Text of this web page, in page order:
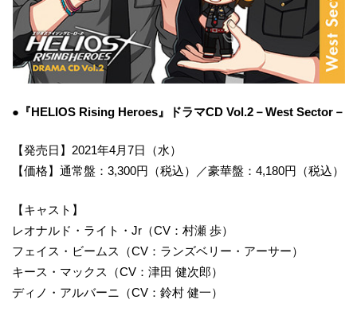
●『HELIOS Rising Heroes』ドラマCD Vol.2－West Sector－
【発売日】2021年4月7日（水）
【価格】通常盤：3,300円（税込）／豪華盤：4,180円（税込）
【キャスト】
レオナルド・ライト・Jr（CV：村瀬 歩）
フェイス・ビームス（CV：ランズベリー・アーサー）
キース・マックス（CV：津田 健次郎）
ディノ・アルバーニ（CV：鈴村 健一）